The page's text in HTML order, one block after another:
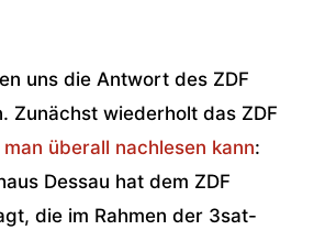
uns die Antwort des ZDF
Zunächst wiederholt das ZDF
überall nachlesen kann:
Dessau hat dem ZDF
die im Rahmen der 3sat-